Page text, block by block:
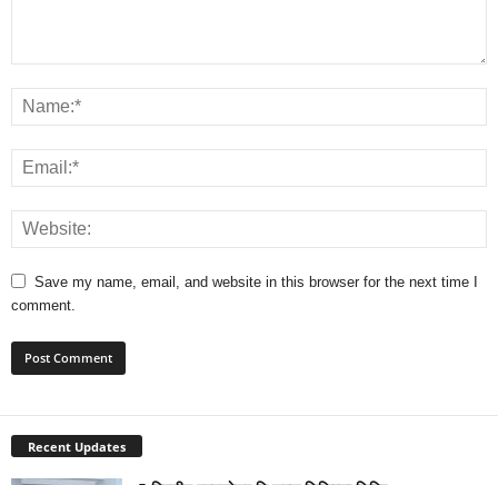
Save my name, email, and website in this browser for the next time I
comment.
Recent Updates